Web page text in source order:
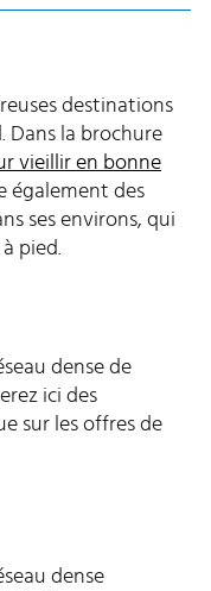
destinations
Dans la brochure
vieillir en bonne
également des
ses environs, qui
pied.
dense de
in einem neuen
ici des
sur les offres de
dense